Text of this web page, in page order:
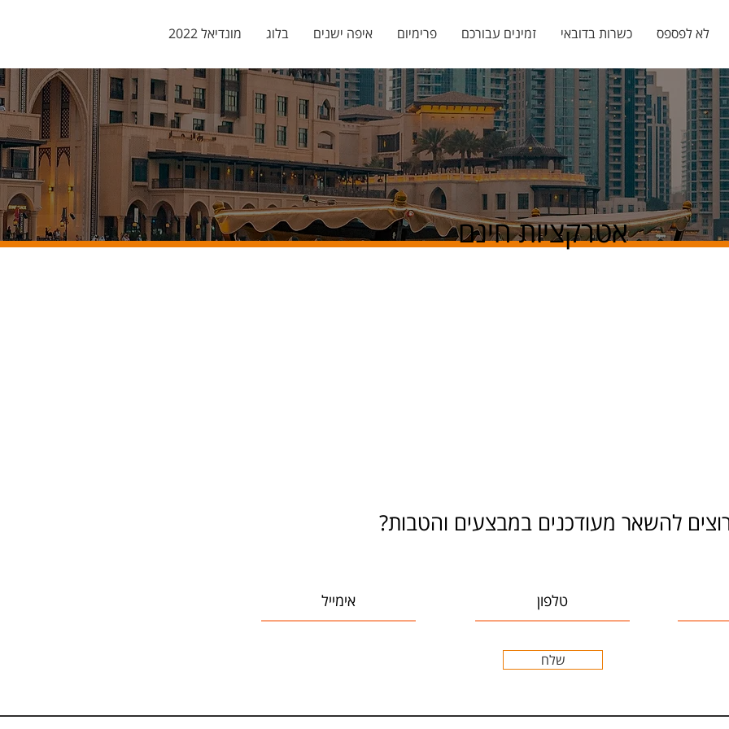
לא לפספס כשרות בדובאי זמינים עבורכם פרימיום איפה ישנים בלוג מונדיאל 2022
אטרקציות חינם
להשאר מעודכנים במבצעים והטבות?
שלח